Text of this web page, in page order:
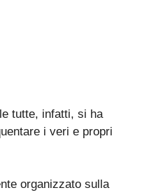
tutte, infatti, si ha
i veri e propri
organizzato sulla